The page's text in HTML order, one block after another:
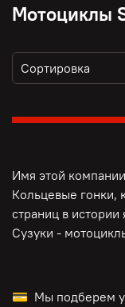
Мотоциклы
Имя этой
Кольцевые гонки,
страниц в
Сузуки -
💳 Мы подберем